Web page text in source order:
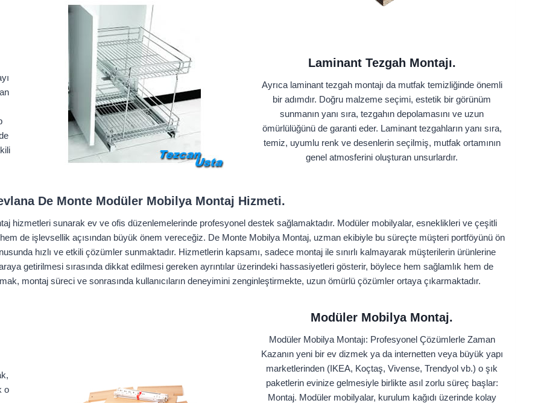
Laminant Tezgah Montajı.
Ayrıca laminant tezgah montajı da mutfak temizliğinde önemli
bir adımdır. Doğru malzeme seçimi, estetik bir görünüm
sunmanın yanı sıra, tezgahın depolamasını ve uzun
ömürlülüğünü de garanti eder. Laminant tezgahların yanı sıra,
temiz, uyumlu renk ve desenlerin seçilmiş, mutfak ortamının
genel atmosferini oluşturan unsurlardır.
De Monte Modüler Mobilya Montaj Hizmeti.
hizmetleri sunarak ev ve ofis düzenlemelerinde profesyonel destek sağlamaktadır. Modüler mobilyalar, esneklikleri ve çeşitli
de işlevsellik açısından büyük önem vereceğiz. De Monte Mobilya Montaj, uzman ekibiyle bu süreçte müşteri portföyünü ön
hızlı ve etkili çözümler sunmaktadır. Hizmetlerin kapsamı, sadece montaj ile sınırlı kalmayarak müşterilerin ürünlerine
getirilmesi sırasında dikkat edilmesi gereken ayrıntılar üzerindeki hassasiyetleri gösterir, böylece hem sağlamlık hem de
montaj süreci ve sonrasında kullanıcıların deneyimini zenginleştirmekte, uzun ömürlü çözümler ortaya çıkarmaktadır.
o
Modüler Mobilya Montaj.
Modüler Mobilya Montajı: Profesyonel Çözümlerle Zaman
Kazanın yeni bir ev dizmek ya da internetten veya büyük yapı
marketlerinden (IKEA, Koçtaş, Vivense, Trendyol vb.) o şık
paketlerin evinize gelmesiyle birlikte asıl zorlu süreç başlar:
Montaj. Modüler mobilyalar, kurulum kağıdı üzerinde kolay